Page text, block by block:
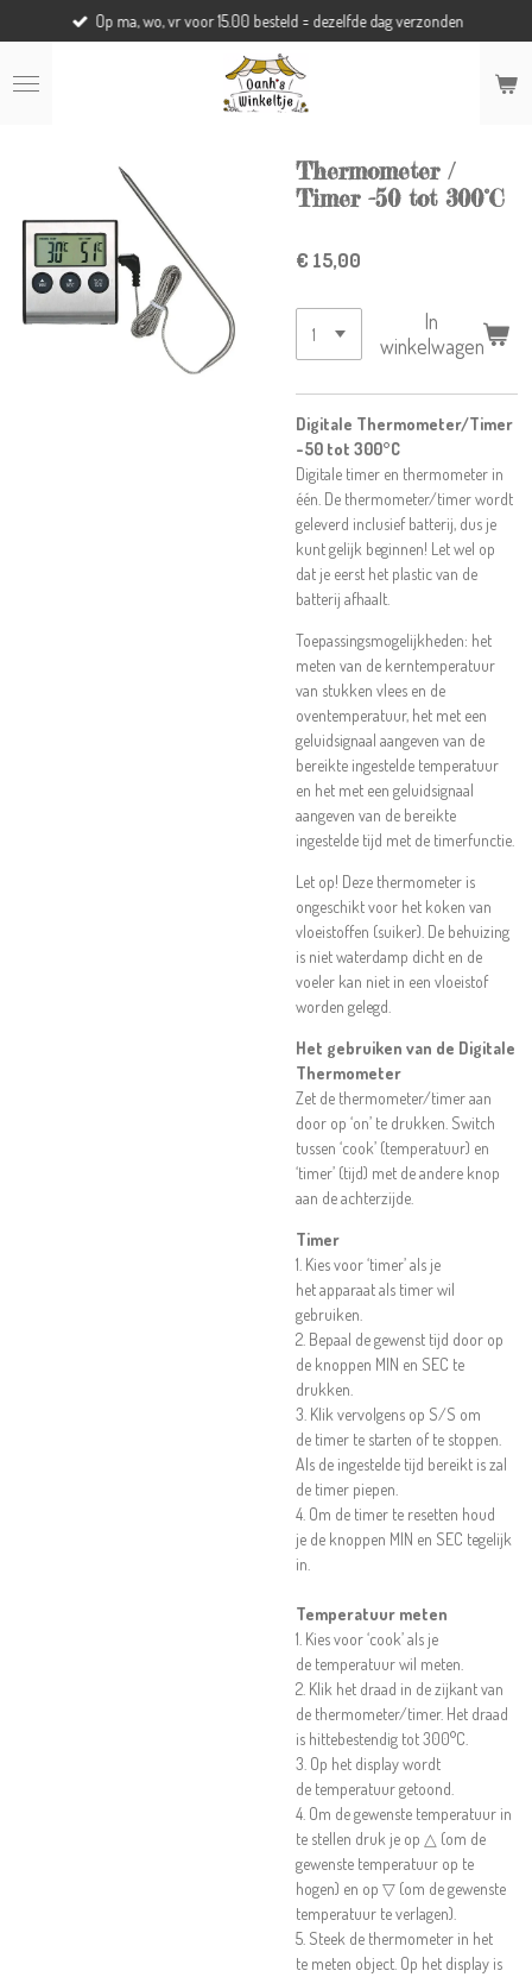
direct
naar
de
Op ma, wo, vr voor 15.00 besteld = dezelfde dag verzonden
Thermometer /
Timer -50 tot 300°C
€ 15,00
In
winkelwagen
Digitale Thermometer/Timer
-50 tot 300°C
Digitale timer en thermometer in
één. De thermometer/timer wordt
geleverd inclusief batterij, dus je
kunt gelijk beginnen! Let wel op
dat je eerst het plastic van de
batterij afhaalt.
Toepassingsmogelijkheden: het
meten van de kerntemperatuur
van stukken vlees en de
oventemperatuur, het met een
geluidsignaal aangeven van de
bereikte ingestelde temperatuur
en het met een geluidsignaal
aangeven van de bereikte
ingestelde tijd met de timerfunctie.
Let op! Deze thermometer is
ongeschikt voor het koken van
vloeistoffen (suiker). De behuizing
is niet waterdamp dicht en de
voeler kan niet in een vloeistof
worden gelegd.
Het gebruiken van de Digitale
Thermometer
Zet de thermometer/timer aan
door op ‘on’ te drukken. Switch
tussen ‘cook’ (temperatuur) en
‘timer’ (tijd) met de andere knop
aan de achterzijde.
Timer
1. Kies voor ‘timer’ als je
het apparaat als timer wil
gebruiken.
2. Bepaal de gewenst tijd door op
de knoppen MIN en SEC te
drukken.
3. Klik vervolgens op S/S om
de timer te starten of te stoppen.
Als de ingestelde tijd bereikt is zal
de timer piepen.
4. Om de timer te resetten houd
je de knoppen MIN en SEC tegelijk
in.
Temperatuur meten
1. Kies voor ‘cook’ als je
de temperatuur wil meten.
2. Klik het draad in de zijkant van
de thermometer/timer. Het draad
is hittebestendig tot 300°C.
3. Op het display wordt
de temperatuur getoond.
4. Om de gewenste temperatuur in
te stellen druk je op △ (om de
gewenste temperatuur op te
hogen) en op ▽ (om de gewenste
temperatuur te verlagen).
5. Steek de thermometer in het
te meten object. Op het display is